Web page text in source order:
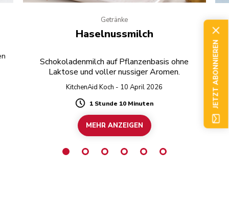
Getränke
Haselnussmilch
Schokoladenmilch auf Pflanzenbasis ohne
Laktose und voller nussiger Aromen.
KitchenAid Koch - 10 April 2026
Duration
1 Stunde 10 Minuten
MEHR ANZEIGEN
JETZT ABONNIEREN